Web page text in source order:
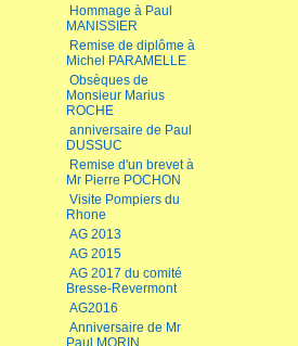
Hommage à Paul
MANISSIER
Remise de diplôme à
Michel PARAMELLE
Obsèques de
Monsieur Marius
ROCHE
anniversaire de Paul
DUSSUC
Remise d'un brevet à
Mr Pierre POCHON
Visite Pompiers du
Rhone
AG 2013
AG 2015
AG 2017 du comité
Bresse-Revermont
AG2016
Anniversaire de Mr
Paul MORIN